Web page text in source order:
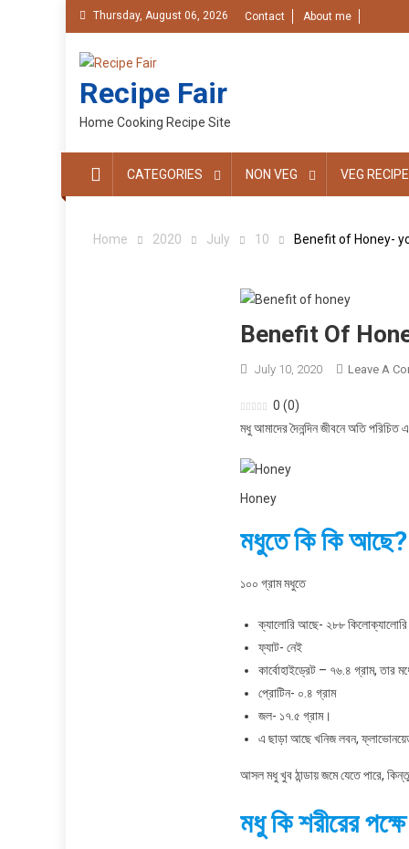
Thursday, August 06, 2026 Contact About me
Recipe Fair
Home Cooking Recipe Site
CATEGORIES NON VEG VEG RECIPE
Home 2020 July 10 Benefit of Honey-
Benefit Of
July 10, 2020 Leave A
0 (0)
মধু আমাদের দৈনন্দিন জীবনে অতি
Honey
মধুতে কি কি আছে?
১০০ গ্রাম মধুতে
ক্যালোরি আছে- ২৮৮ কিলোক্যালোরি
ফ্যাট- নেই
কার্বোহাইড্রেট – ৭৬.৪ গ্রাম,
প্রোটিন- ০.৪ গ্রাম
জল- ১৭.৫ গ্রাম।
এ ছাড়া আছে খনিজ লবন,
আসল মধু খুব ঠান্ডায় জমে যেতে পারে,
মধু কি শরীরের